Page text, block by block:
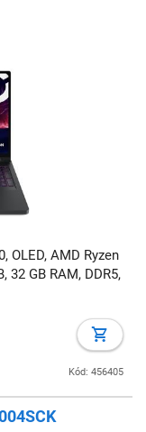
OLED, AMD Ryzen
32 GB RAM, DDR5,
Kód: 456405